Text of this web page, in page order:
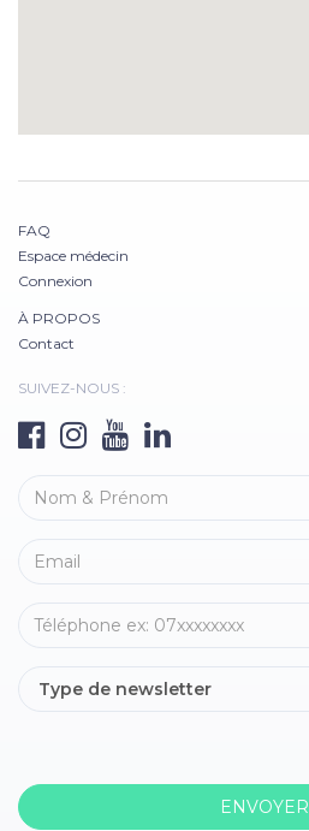
FAQ
Espace médecin
Connexion
À PROPOS
Contact
SUIVEZ-NOUS :
ENVOYER